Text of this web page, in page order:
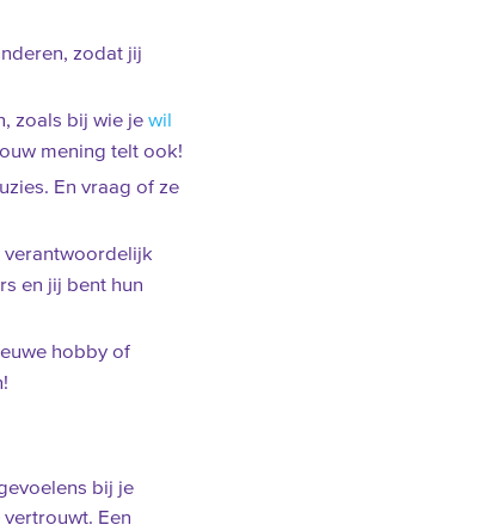
zodat jij
zoals bij wie je wil
mening telt ook!
En vraag of ze
verantwoordelijk
en jij bent hun
hobby of
bij je
Een